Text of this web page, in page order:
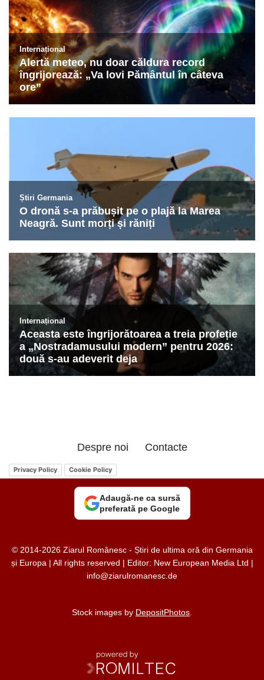
Despre noi Contacte
Privacy Policy Cookie Policy
Adaugă-ne ca sursă
preferată pe Google
© 2014-2026 Ziarul Românesc - Știri de ultima oră din Germania
și Europa | All rights reserved | Editor: New European Media Ltd |
info@ziarulromanesc.de
Stock images by DepositPhotos